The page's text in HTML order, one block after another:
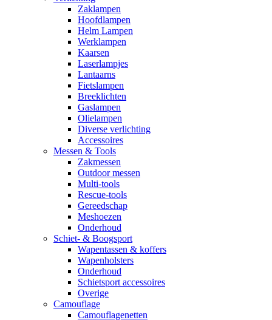
Zaklampen
Hoofdlampen
Helm Lampen
Werklampen
Kaarsen
Laserlampjes
Lantaarns
Fietslampen
Breeklichten
Gaslampen
Olielampen
Diverse verlichting
Accessoires
Messen & Tools
Zakmessen
Outdoor messen
Multi-tools
Rescue-tools
Gereedschap
Meshoezen
Onderhoud
Schiet- & Boogsport
Wapentassen & koffers
Wapenholsters
Onderhoud
Schietsport accessoires
Overige
Camouflage
Camouflagenetten